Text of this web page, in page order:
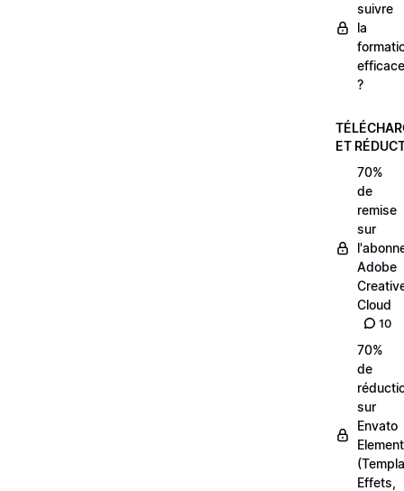
suivre
la
?
ET
70%
de
remise
sur
Adobe
Cloud
10
70%
de
sur
Envato
Effets,